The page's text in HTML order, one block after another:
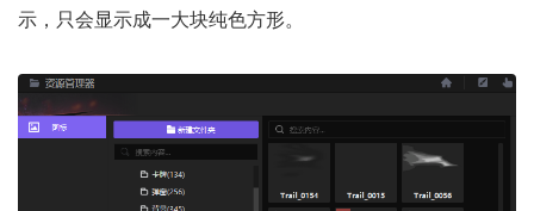
示，只会显示成一大块纯色方形。